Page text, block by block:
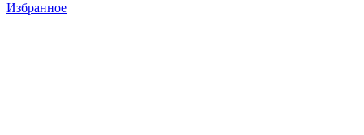
Избранное